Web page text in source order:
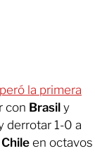
la primera
con Brasil y
derrotar 1-0 a
Chile en octavos